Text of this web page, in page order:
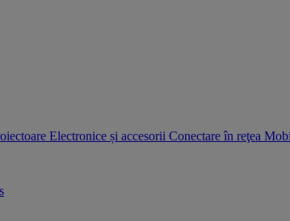
Electronice și accesorii Conectare în reţea